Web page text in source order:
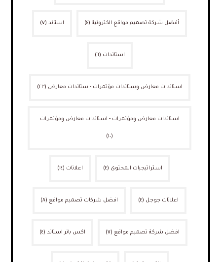
أفضل شركة تصميم مواقع الكترونية (٤) استاند (٧)
استاندات (٦)
استاندات معارض وستاندات مؤتمرات - ستاندات معارض (٢٣)
استاندات معارض ومؤتمرات - استاندات معارض ومؤتمرات
(١٠)
استراتيجيات المحتوى (٤) اعلانات (١٤)
اعلانات جوجل (٤) افضل شركات تصميم مواقع (٨)
افضل شركة تصميم مواقع (٧) اكس بانر استاند (٤)